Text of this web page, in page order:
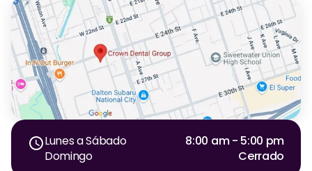
Lunes a Sábado
8:00 am - 5:00 pm
Domingo
Cerrado